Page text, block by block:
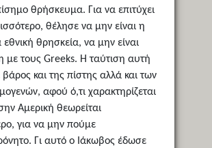
θρήσκευμα. Για να επιτύχει
θέλησε να μην είναι η
θρησκεία, να μην είναι
με τους Greeks. Η ταύτιση αυτή
και της πίστης αλλά και των
αφού ό,τι χαρακτηρίζεται
Αμερική θεωρείται
για να μην πούμε
Γι αυτό ο Ιάκωβος έδωσε